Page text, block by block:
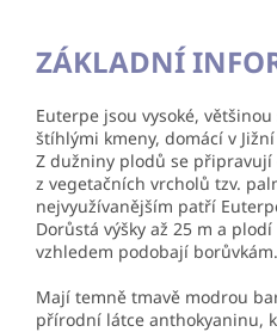
ZÁKLADNÍ
Euterpe jsou vysoké,
štíhlými kmeny, domácí v
Z dužniny plodů se připravují
z vegetačních vrcholů tzv.
nejvyužívanějším patří
Dorůstá výšky až 25 m a
vzhledem podobají borůvkám.
Mají temně tmavě modrou
přírodní látce anthokyaninu,